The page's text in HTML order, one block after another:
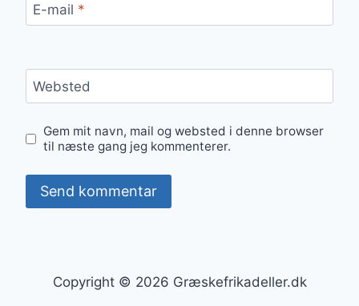
E-mail *
Websted
Gem mit navn, mail og websted i denne browser
til næste gang jeg kommenterer.
Copyright © 2026 Græskefrikadeller.dk